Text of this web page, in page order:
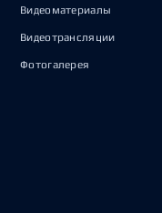
Видеоматериалы
Видеотрансляции
Фотогалерея